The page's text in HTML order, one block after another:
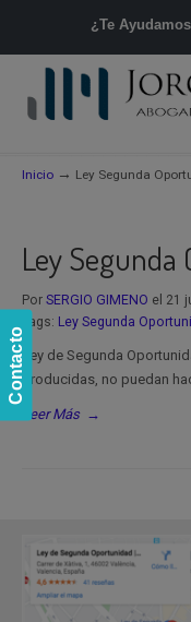
Contacto
¿Te
Inicio → Ley Segunda
Ley Segunda
Por SERGIO GIMENO el 21
Tags: Ley Segunda
Ley de Segunda
producidas, no puedan
Leer Más →